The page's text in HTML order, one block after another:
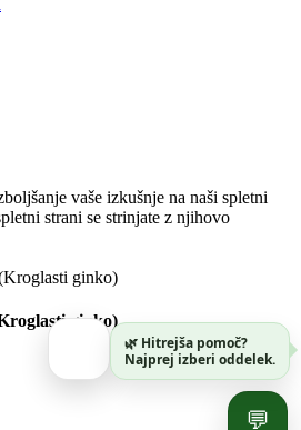
vaše izkušnje na naši spletni
strani se strinjate z njihovo
ginko)
💬
🌿 Hitrejša pomoč?
Najprej izberi oddelek.